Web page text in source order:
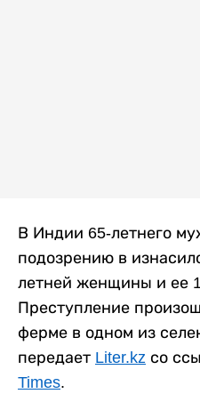
В Индии 65-летнего
подозрению в
летней женщины и ее
Преступление
ферме в одном из
передает Liter.kz со
Times.